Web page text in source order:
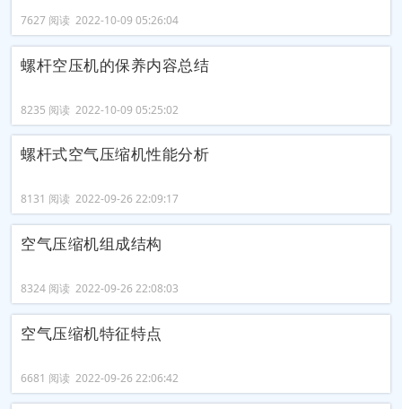
7627 阅读 2022-10-09 05:26:04
螺杆空压机的保养内容总结
8235 阅读 2022-10-09 05:25:02
螺杆式空气压缩机性能分析
8131 阅读 2022-09-26 22:09:17
空气压缩机组成结构
8324 阅读 2022-09-26 22:08:03
空气压缩机特征特点
6681 阅读 2022-09-26 22:06:42